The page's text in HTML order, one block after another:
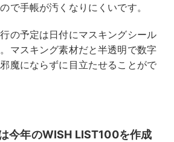
で手帳が汚くなりにくいです。
の予定は日付にマスキングシール
マスキング素材だと半透明で数字
魔にならずに目立たせることがで
今年のWISH LIST100を作成